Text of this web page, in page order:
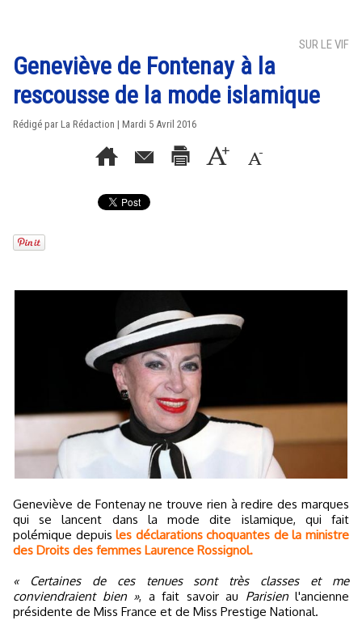
SUR LE VIF
Geneviève de Fontenay à la
rescousse de la mode islamique
Rédigé par La Rédaction | Mardi 5 Avril 2016
Geneviève de Fontenay ne trouve rien à redire des marques
qui se lancent dans la mode dite islamique, qui fait
polémique depuisles déclarations choquantes de la ministre
des Droits des femmes Laurence Rossignol.
« Certaines de ces tenues sont très classes et me
conviendraient bien », a fait savoir au Parisienl'ancienne
présidente de Miss France et de Miss Prestige National.